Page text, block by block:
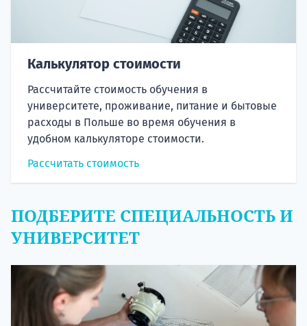
Калькулятор стоимости
Рассчитайте стоимость обучения в
университете, проживание, питание и бытовые
расходы в Польше во время обучения в
удобном калькуляторе стоимости.
Рассчитать стоимость
ПОДБЕРИТЕ СПЕЦИАЛЬНОСТЬ И
УНИВЕРСИТЕТ